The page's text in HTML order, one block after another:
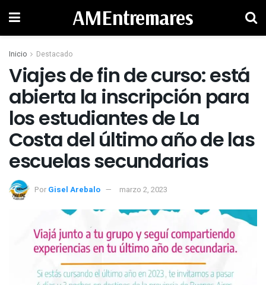
AMEntremares
Inicio Destacado
Viajes de fin de curso: está
abierta la inscripción para
los estudiantes de La
Costa del último año de las
escuelas secundarias
Por Gisel Arebalo marzo 2, 2023